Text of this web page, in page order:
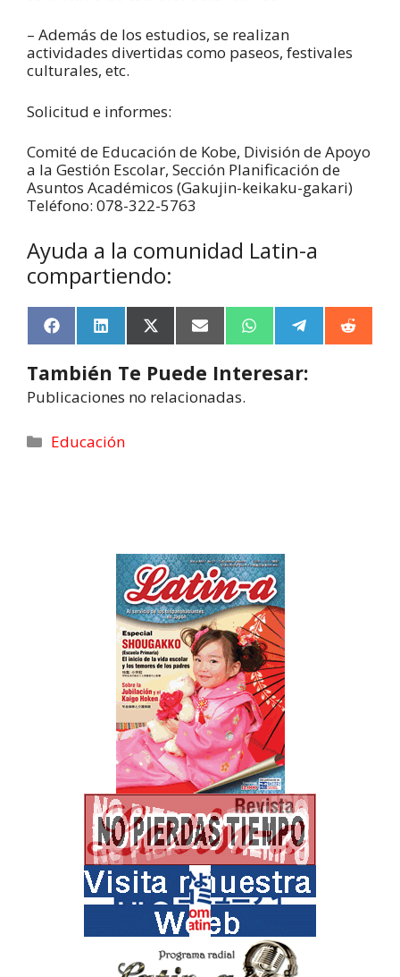
– Además de los estudios, se realizan
actividades divertidas como paseos, festivales
culturales, etc.
Solicitud e informes:
Comité de Educación de Kobe, División de Apoyo
a la Gestión Escolar, Sección Planificación de
Asuntos Académicos (Gakujin-keikaku-gakari)
Teléfono: 078-322-5763
Ayuda a la comunidad Latin-a
compartiendo:
F
a
e
b
o
k
L
i
k
e
d
n
X
(
w
i
t
E
m
a
l
W
h
t
e
e
R
e
También Te Puede Interesar:
Publicaciones no relacionadas.
Educación